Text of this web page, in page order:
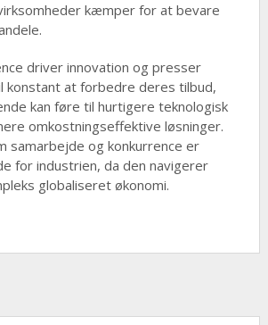
kæmper for at bevare
driver innovation og presser
konstant at forbedre deres tilbud,
kan føre til hurtigere teknologisk
omkostningseffektive løsninger.
samarbejde og konkurrence er
for industrien, da den navigerer
globaliseret økonomi.